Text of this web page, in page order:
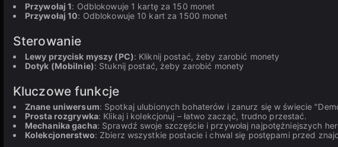
Przywołaj 1: Odblokowuje 1 kartę za 150 monet
Przywołaj 10: Odblokowuje 10 kart za 1500 monet
Sterowanie
Lewy przycisk myszy (PC): Kliknij postać, żeby zarobić monety
Dotyk (Mobilnie): Stuknij postać, żeby zarobić monety
Kluczowe funkcje
Znane uniwersum: Spotkaj ulubionych bohaterów i zanurz się w świecie
Prosta rozgrywka: Klikaj i kolekcjonuj – łatwo zacząć, trudno przestać.
Mechanika gacha: Sprawdź swoje szczęście i przywołaj najpotężniejszych
Kolekcjonerstwo: Zbierz wszystkie postacie i chwal się postępami przed